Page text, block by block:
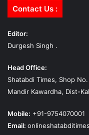
Contact Us :
Editor:
Durgesh Singh .
Head Office:
Shatabdi Times, Shop
Mandir Kawardha, Dist-
Mobile: +91-9754070001
Email: